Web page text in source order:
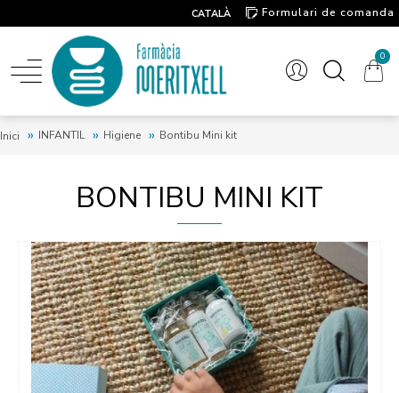
CATALÀ
Formulari de comanda
0
Inici INFANTIL Higiene Bontibu Mini kit
BONTIBU MINI KIT